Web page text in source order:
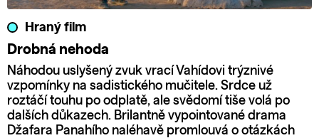
Hraný film
Drobná nehoda
Náhodou uslyšený zvuk vrací Vahídovi trýznivé
vzpomínky na sadistického mučitele. Srdce už
roztáčí touhu po odplatě, ale svědomí tiše volá po
dalších důkazech. Brilantně vypointované drama
Džafara Panahího naléhavě promlouvá o otázkách